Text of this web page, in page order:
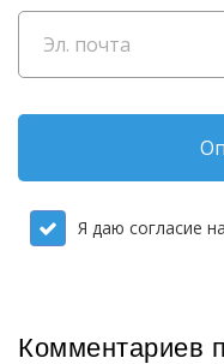
Я даю согласие
Комментариев